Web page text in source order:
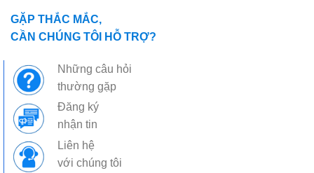
GẶP THẮC MẮC,
CẦN CHÚNG TÔI HỖ TRỢ?
Những câu hỏi
thường gặp
Đăng ký
nhận tin
Liên hệ
với chúng tôi